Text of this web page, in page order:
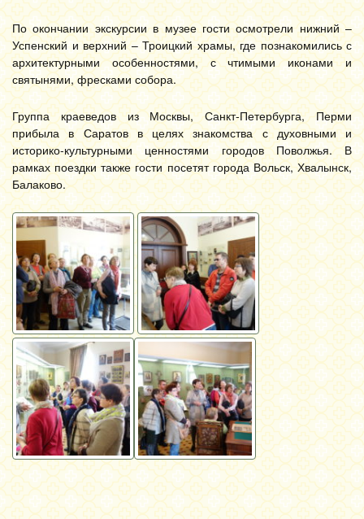
По окончании экскурсии в музее гости осмотрели нижний –
Успенский и верхний – Троицкий храмы, где познакомились с
архитектурными особенностями, с чтимыми иконами и
святынями, фресками собора.
Группа краеведов из Москвы, Санкт-Петербурга, Перми
прибыла в Саратов в целях знакомства с духовными и
историко-культурными ценностями городов Поволжья. В
рамках поездки также гости посетят города Вольск, Хвалынск,
Балаково.